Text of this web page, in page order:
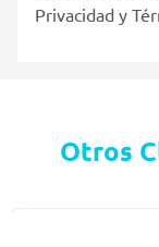
Privacidad y
Otros